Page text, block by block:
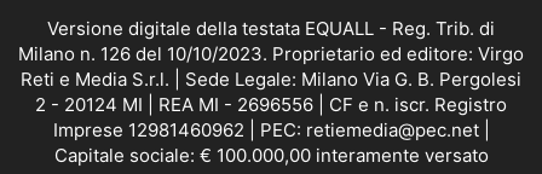
Versione digitale della testata EQUALL - Reg. Trib. di
Milano n. 126 del 10/10/2023. Proprietario ed editore: Virgo
Reti e Media S.r.l. | Sede Legale: Milano Via G. B. Pergolesi
2 - 20124 MI | REA MI - 2696556 | CF e n. iscr. Registro
Imprese 12981460962 | PEC: retiemedia@pec.net |
Capitale sociale: € 100.000,00 interamente versato